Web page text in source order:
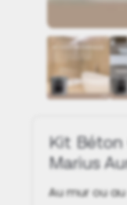
Kit Béton
Marius
Au mur ou